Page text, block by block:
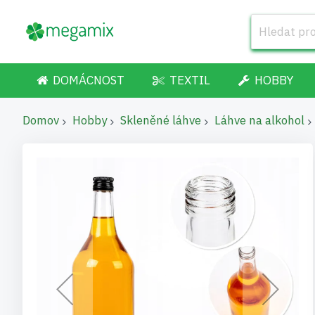
DOMÁCNOST TEXTIL HOBBY
Domov Hobby Skleněné láhve Láhve na alkohol
obrázky